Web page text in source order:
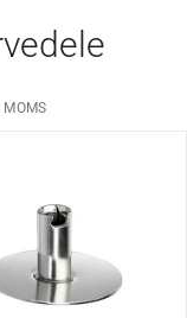
MOMS